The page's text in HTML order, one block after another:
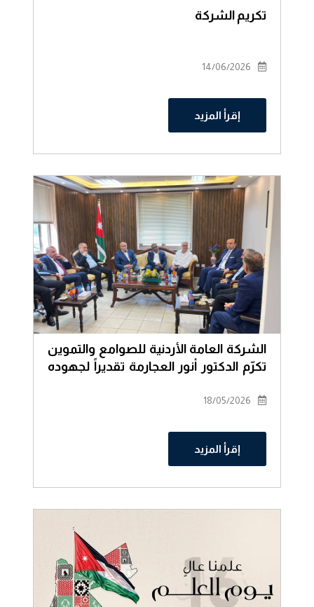
تكريم الشركة
14/06/2026
إقرأ المزيد
الشركة العامة الأردنية للصوامع والتموين
تكرّم الدكتور أنور العجارمة تقديراً لجهوده
18/05/2026
إقرأ المزيد